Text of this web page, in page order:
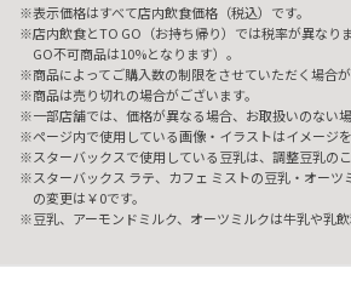
表示価格はすべて店内飲食価格（税込）です。
店内飲食とTO GO（お持ち帰り）では税率が異なり
GO不可商品は10%となります）。
商品によってご購入数の制限をさせていただく場合が
商品は売り切れの場合がございます。
一部店舗では、価格が異なる場合、お取扱いのない場
ページ内で使用している画像・イラストはイメージを
スターバックスで使用している豆乳は、調整豆乳のこ
スターバックス ラテ、カフェ ミストの豆乳・オー
の変更は￥0です。
豆乳、アーモンドミルク、オーツミルクは牛乳や乳飲